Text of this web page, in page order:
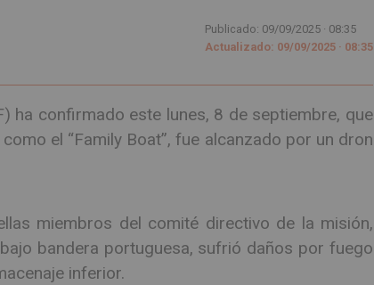
Publicado: 09/09/2025 · 08:35
Actualizado: 09/09/2025 · 08:35
ha confirmado este lunes, 8 de septiembre, que
el “Family Boat”, fue alcanzado por un dron
miembros del comité directivo de la misión,
bandera portuguesa, sufrió daños por fuego
inferior.